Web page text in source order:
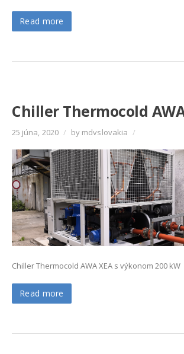
Read more
Chiller Thermocold
25 júna, 2020 / by mdvslovakia /
Chiller Thermocold AWA XEA s výkonom 200 kW
Read more